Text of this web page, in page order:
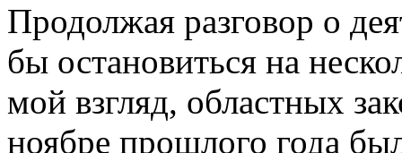
Продолжая разговор о
бы остановиться на
мой взгляд, областных
ноябре прошлого года